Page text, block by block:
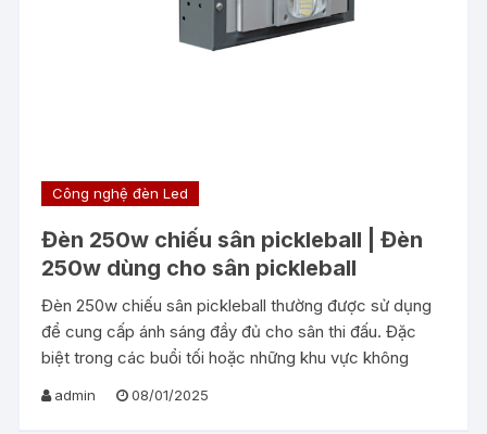
Công nghệ đèn Led
Đèn 250w chiếu sân pickleball | Đèn
250w dùng cho sân pickleball
Đèn 250w chiếu sân pickleball thường được sử dụng
để cung cấp ánh sáng đầy đủ cho sân thi đấu. Đặc
biệt trong các buổi tối hoặc những khu vực không
admin 08/01/2025